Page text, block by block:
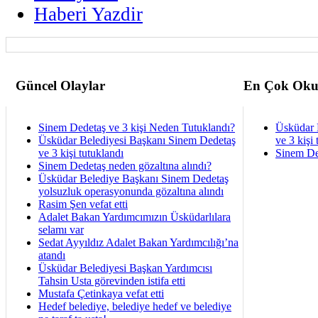
Haberi Yazdir
Güncel Olaylar En Çok
Sinem Dedetaş ve 3 kişi Neden Tutuklandı?
Üsküdar Belediyesi Başkanı Sinem Dedetaş
ve 3 kişi tutuklandı
Sinem Dedetaş neden gözaltına alındı?
Üsküdar Belediye Başkanı Sinem Dedetaş
yolsuzluk operasyonunda gözaltına alındı
Rasim Şen vefat etti
Adalet Bakan Yardımcımızın Üsküdarlılara
selamı var
Sedat Ayyıldız Adalet Bakan Yardımcılığı’na
atandı
Üsküdar Belediyesi Başkan Yardımcısı
Tahsin Usta görevinden istifa etti
Mustafa Çetinkaya vefat etti
Hedef belediye, belediye hedef ve belediye
Üsküdar
ve 3 kişi
Sinem